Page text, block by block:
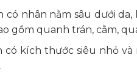
có nhân nằm sâu dưới
gồm quanh trán, cằm,
có kích thước siêu nhỏ